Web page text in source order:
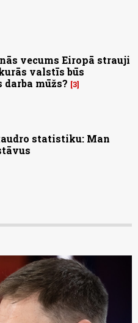
vecums Eiropā strauji
valstīs būs
mūžs? 3
statistiku: Man